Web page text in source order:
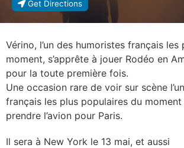
Get Directions
Vérino, l’un des humoristes français les
moment, s’apprête à jouer Rodéo en
pour la toute première fois.
Une occasion rare de voir sur scène
français les plus populaires du
prendre l’avion pour Paris.
Il sera à New York le 13 mai, et aussi